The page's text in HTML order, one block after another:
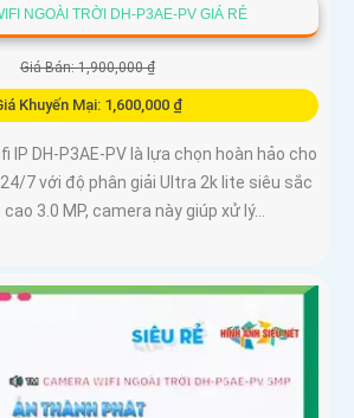
NGOÀI TRỜI DH-P3AE-PV GIÁ RẺ
Giá Bán: 1,900,000 ₫
Khuyến Mại: 1,600,000 ₫
IP DH-P3AE-PV là lựa chọn hoàn hảo cho
7 với độ phân giải Ultra 2k lite siêu sắc
3.0 MP, camera này giúp xử lý...